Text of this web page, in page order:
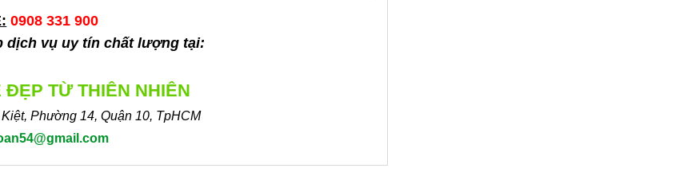
0908 331 900
dịch vụ uy tín chất lượng tại:
TỪ THIÊN NHIÊN
Phường 14, Quận 10, TpHCM